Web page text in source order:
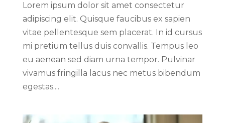
Lorem ipsum dolor sit amet consectetur
adipiscing elit. Quisque faucibus ex sapien
vitae pellentesque sem placerat. In id cursus
mi pretium tellus duis convallis. Tempus leo
eu aenean sed diam urna tempor. Pulvinar
vivamus fringilla lacus nec metus bibendum
egestas....